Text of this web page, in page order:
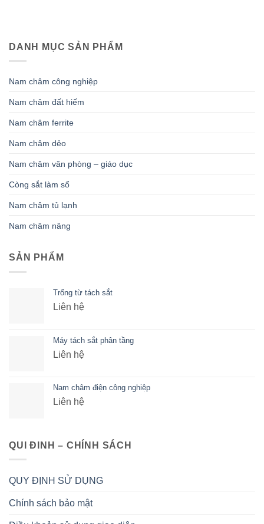
DANH MỤC SẢN PHẨM
Nam châm công nghiệp
Nam châm đất hiếm
Nam châm ferrite
Nam châm dẻo
Nam châm văn phòng – giáo dục
Còng sắt làm sổ
Nam châm tủ lạnh
Nam châm nâng
SẢN PHẨM
Trống từ tách sắt
Liên hệ
Máy tách sắt phân tầng
Liên hệ
Nam châm điện công nghiệp
Liên hệ
QUI ĐINH – CHÍNH SÁCH
QUY ĐỊNH SỬ DỤNG
Chính sách bảo mật